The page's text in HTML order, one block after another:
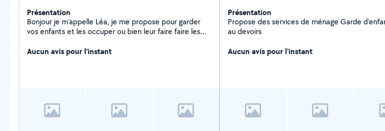
Présentation
Bonjour je m'appelle Léa, je me propose pour garder
vos enfants et les occuper ou bien leur faire faire les
Aucun avis pour l'instant
Présentation
Propose des services de ménage Garde d'enfants Aide
au devoirs
Aucun avis pour l'instant